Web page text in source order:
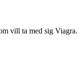
vill ta med sig